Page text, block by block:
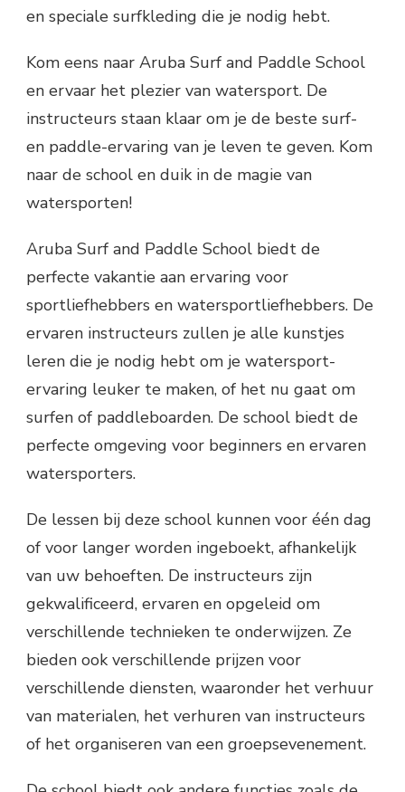
en speciale surfkleding die je nodig hebt.
Kom eens naar Aruba Surf and Paddle School
en ervaar het plezier van watersport. De
instructeurs staan klaar om je de beste surf-
en paddle-ervaring van je leven te geven. Kom
naar de school en duik in de magie van
watersporten!
Aruba Surf and Paddle School biedt de
perfecte vakantie aan ervaring voor
sportliefhebbers en watersportliefhebbers. De
ervaren instructeurs zullen je alle kunstjes
leren die je nodig hebt om je watersport-
ervaring leuker te maken, of het nu gaat om
surfen of paddleboarden. De school biedt de
perfecte omgeving voor beginners en ervaren
watersporters.
De lessen bij deze school kunnen voor één dag
of voor langer worden ingeboekt, afhankelijk
van uw behoeften. De instructeurs zijn
gekwalificeerd, ervaren en opgeleid om
verschillende technieken te onderwijzen. Ze
bieden ook verschillende prijzen voor
verschillende diensten, waaronder het verhuur
van materialen, het verhuren van instructeurs
of het organiseren van een groepsevenement.